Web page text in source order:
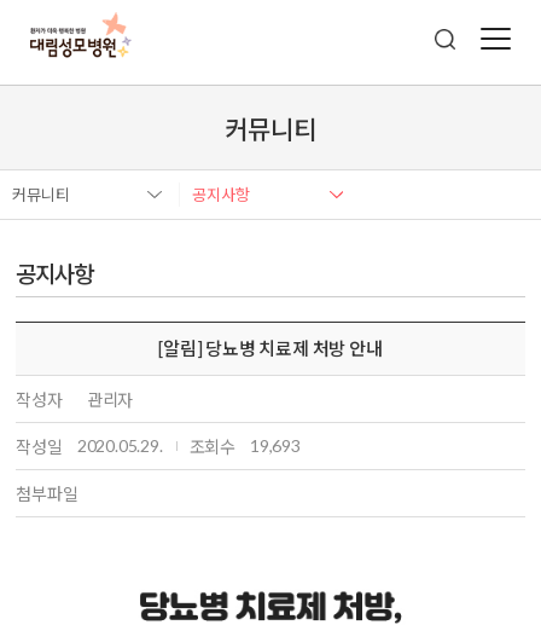
커뮤니티
커뮤니티 공지사항
공지사항
[알림] 당뇨병 치료제 처방 안내
작성자 관리자
작성일 2020.05.29. 조회수 19,693
첨부파일